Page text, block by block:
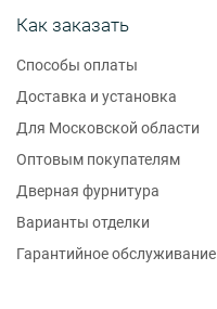
Как заказать
Способы оплаты
Доставка и установка
Для Московской области
Оптовым покупателям
Дверная фурнитура
Варианты отделки
Гарантийное обслуживание